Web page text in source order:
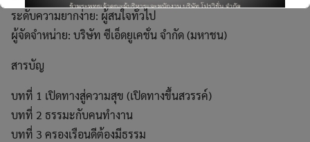
ระดับความยากง่าย: ผู้สนใจทั่วไป
ผู้จัดจำหน่าย: บริษัท ซีเอ็ดยูเคชั่น จำกัด (มหาชน)
สารบัญ
บทที่ 1 เปิดทางสู่ความสุข (เปิดทางขึ้นสวรรค์)
บทที่ 2 ธรรมะกับคนทำงาน
บทที่ 3 ครองเรือนดีต้องมีธรรม
This will close in5seconds